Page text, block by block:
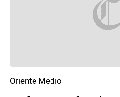
Oriente Medio